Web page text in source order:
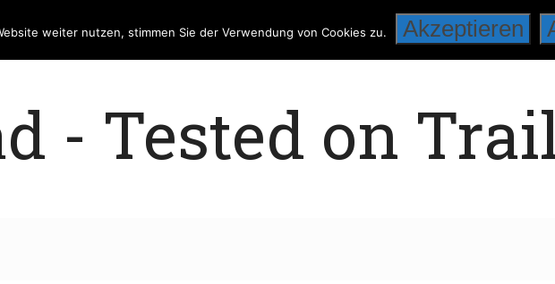
- Tested on
weiter nutzen, stimmen Sie der Verwendung von Cookies zu. Akzeptieren